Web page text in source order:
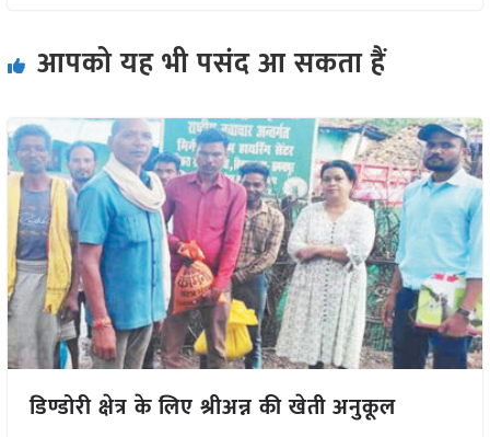
आपको यह भी पसंद आ सकता हैं
डिण्डोरी क्षेत्र के लिए श्रीअन्न की खेती अनुकूल